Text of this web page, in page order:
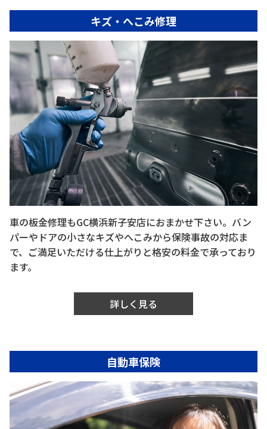
キズ・へこみ修理
車の板金修理もGC横浜新子安店におまかせ下さい。バン
パーやドアの小さなキズやへこみから保険事故の対応ま
で、ご満足いただける仕上がりと格安の料金で承っており
ます。
詳しく見る
自動車保険